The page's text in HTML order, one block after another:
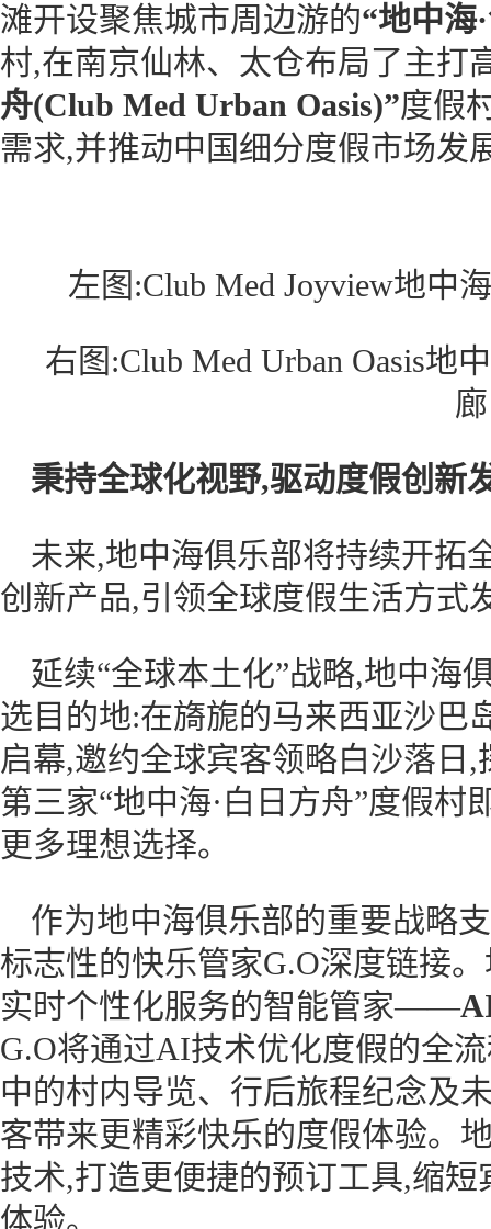
滩开设聚焦城市周边游的“地中海
村,在南京仙林、太仓布局了主打
舟(Club Med Urban Oasis)”度假
需求,并推动中国细分度假市场发
左图:Club Med Joyview地中
右图:Club Med Urban Oasis地
廊
秉持全球化视野,驱动度假创新
未来,地中海俱乐部将持续开拓
创新产品,引领全球度假生活方式
延续“全球本土化”战略,地中海
选目的地:在旖旎的马来西亚沙巴
启幕,邀约全球宾客领略白沙落日
第三家“地中海·白日方舟”度假
更多理想选择。
作为地中海俱乐部的重要战略
标志性的快乐管家G.O深度链接
实时个性化服务的智能管家——
G.O将通过AI技术优化度假的全
中的村内导览、行后旅程纪念及
客带来更精彩快乐的度假体验。
技术,打造更便捷的预订工具,缩
体验。